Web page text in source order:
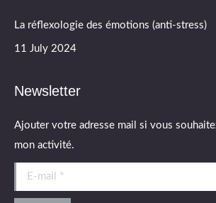
La réflexologie des émotions (anti-stress)
11 July 2024
Newsletter
Ajouter votre adresse mail si vous
mon activité.
E-mail *